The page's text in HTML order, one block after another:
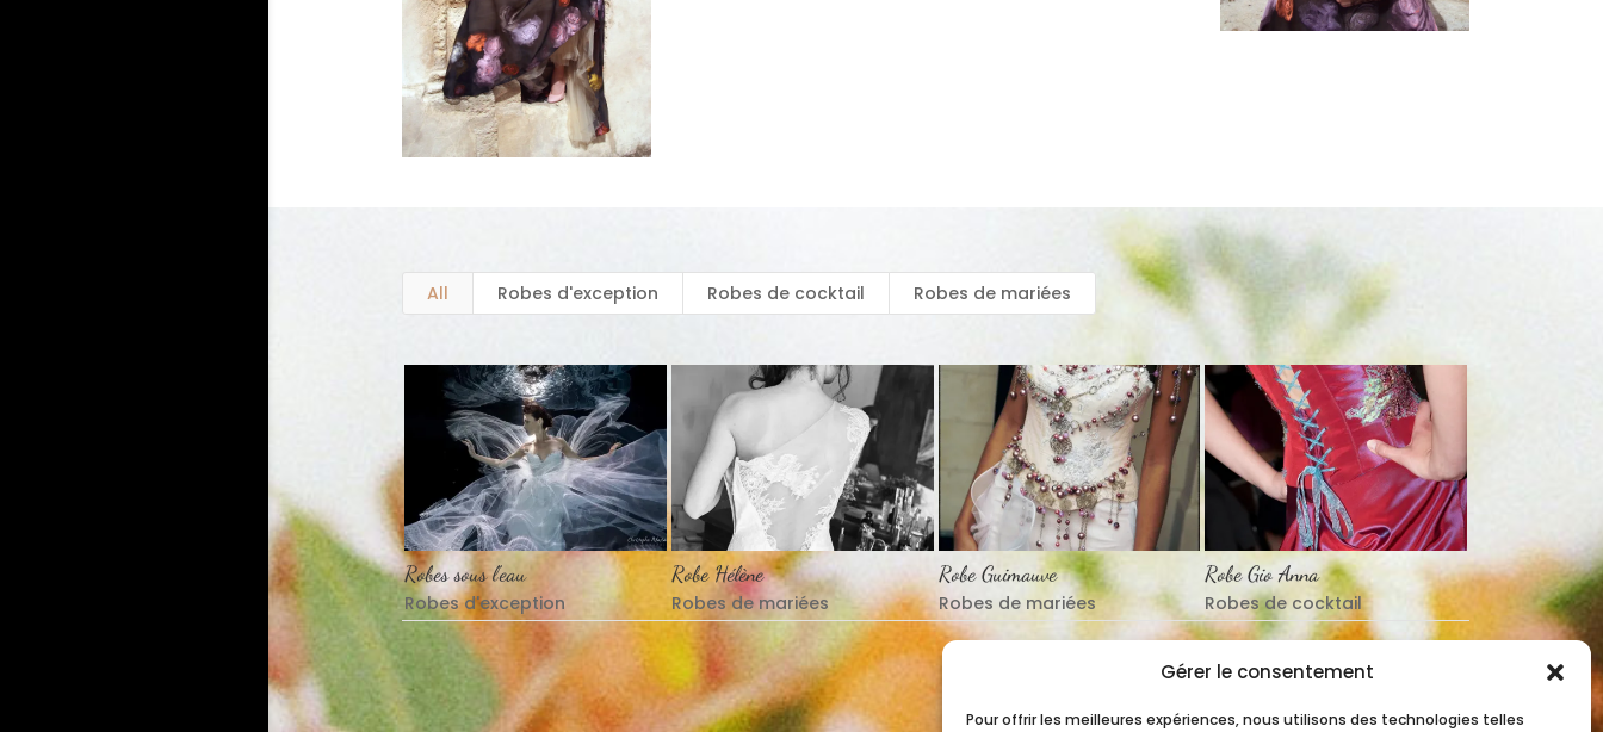
Gérer le consentement
Pour offrir les meilleures expériences, nous utilisons des technologies telles
All Robes d'exception Robes de cocktail Robes de mariées
Robes sous l’eau
Robes d'exception
Robe Hélène
Robes de mariées
Robe Guimauve
Robes de mariées
Robe Gio Anna
Robes de cocktail
1 2 3 4 Next